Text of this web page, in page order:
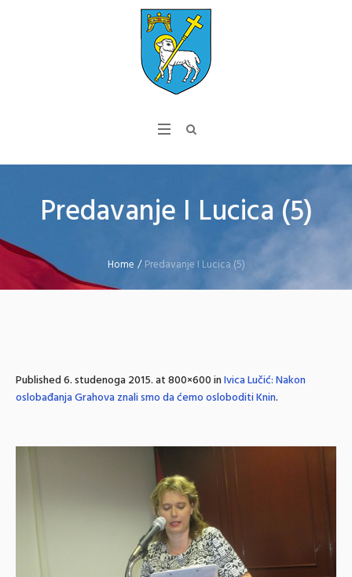
Predavanje I Lucica (5)
Home /Predavanje I Lucica (5)
Published6. studenoga 2015.at 800×600 inIvica Lučić: Nakon
oslobađanja Grahova znali smo da ćemo osloboditi Knin.